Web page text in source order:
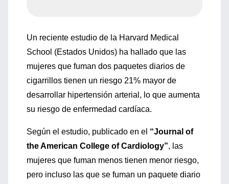
Un reciente estudio de la Harvard Medical
School (Estados Unidos) ha hallado que las
mujeres que fuman dos paquetes diarios de
cigarrillos tienen un riesgo 21% mayor de
desarrollar hipertensión arterial, lo que aumenta
su riesgo de enfermedad cardíaca.
Según el estudio, publicado en el “Journal of
the American College of Cardiology”, las
mujeres que fuman menos tienen menor riesgo,
pero incluso las que se fuman un paquete diario